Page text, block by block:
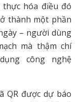
thực hóa điều đó
thành một phần
– người dùng
mà thậm chí
công nghệ
QR được dự báo